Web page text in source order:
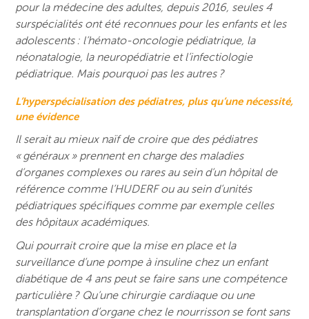
pour la médecine des adultes, depuis 2016, seules 4
surspécialités ont été reconnues pour les enfants et les
adolescents : l’hémato-oncologie pédiatrique, la
néonatalogie, la neuropédiatrie et l’infectiologie
pédiatrique. Mais pourquoi pas les autres ?
L’hyperspécialisation des pédiatres, plus qu’une nécessité,
une évidence
Il serait au mieux naïf de croire que des pédiatres
« généraux » prennent en charge des maladies
d’organes complexes ou rares au sein d’un hôpital de
référence comme l’HUDERF ou au sein d’unités
pédiatriques spécifiques comme par exemple celles
des hôpitaux académiques.
Qui pourrait croire que la mise en place et la
surveillance d’une pompe à insuline chez un enfant
diabétique de 4 ans peut se faire sans une compétence
particulière ? Qu’une chirurgie cardiaque ou une
transplantation d’organe chez le nourrisson se font sans